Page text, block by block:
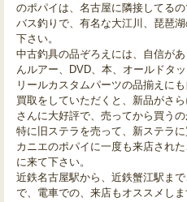
のポパイは、名古屋に隣接してるの
バス釣りで、有名な大江川、琵琶
下さい。
中古釣具の品ぞろえには、自信が
んルアー、DVD、本、オールドタッ
リールカスタムパーツの品揃えにも
買取をしていただくと、新品がさ
さんに大好評で、売ってから買う
特に旧ステラを売って、新ステラに
カニエのポパイに一度も来店され
に来て下さい。
近鉄名古屋駅から、近鉄蟹江駅ま
で、電車での、来店もオススメしま